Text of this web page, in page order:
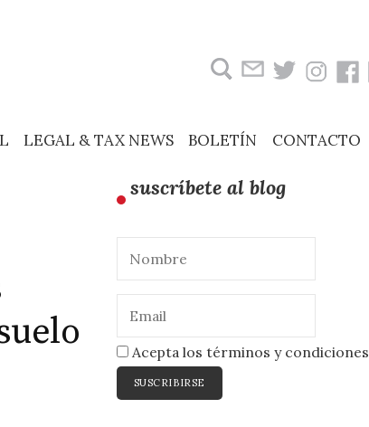
LEGAL & TAX NEWS BOLETÍN CONTACTO
suscríbete al blog
Acepta los términos y condiciones